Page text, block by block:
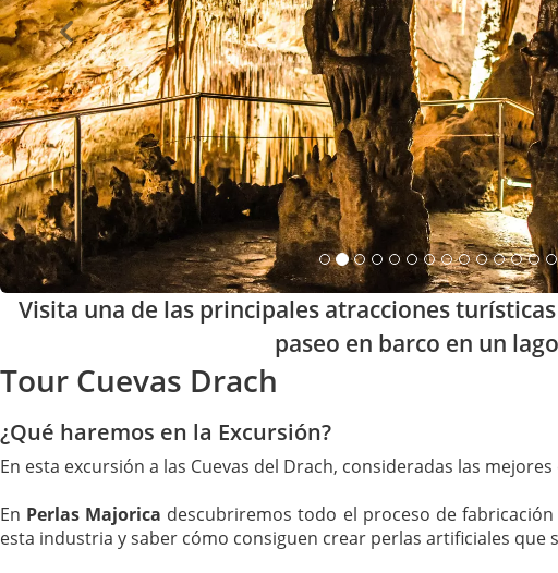
Visita una de las principales atracciones
paseo en barco en un
Tour Cuevas Drach
¿Qué haremos en la Excursión?
En esta excursión a las Cuevas del Drach, consideradas las
En Perlas Majorica descubriremos todo el proceso de
esta industria y saber cómo consiguen crear perlas artificiales que